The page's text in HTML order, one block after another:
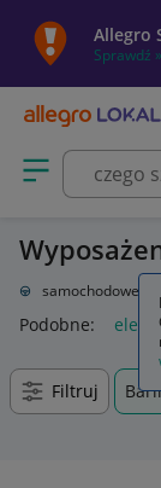
Allegro
Sprawdź »
Otwórz menu z
samochodowe
Podobne:
Filtruj